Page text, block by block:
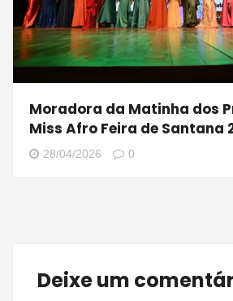
Moradora da Matinha dos
Miss Afro Feira de Santana
28/04/2026 0
Deixe um